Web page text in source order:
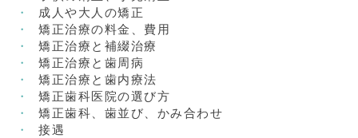
成人や大人の矯正
矯正治療の料金、費用
矯正治療と補綴治療
矯正治療と歯周病
矯正治療と歯内療法
矯正歯科医院の選び方
矯正歯科、歯並び、かみ合わせ
接遇